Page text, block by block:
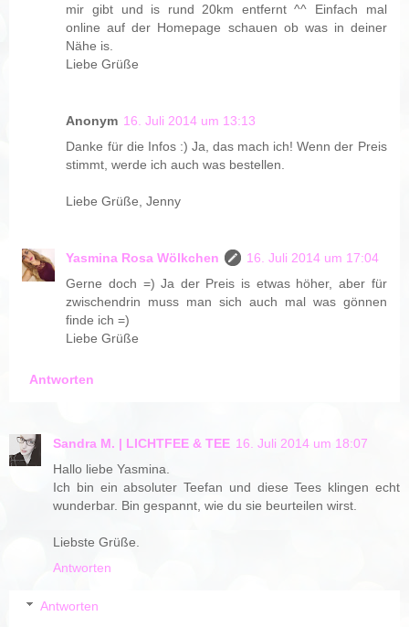
mir gibt und is rund 20km entfernt ^^ Einfach mal
online auf der Homepage schauen ob was in deiner
Nähe is.
Liebe Grüße
Anonym 16. Juli 2014 um 13:13
Danke für die Infos :) Ja, das mach ich! Wenn der Preis
stimmt, werde ich auch was bestellen.
Liebe Grüße, Jenny
Yasmina Rosa Wölkchen
16. Juli 2014 um 17:04
Gerne doch =) Ja der Preis is etwas höher, aber für
zwischendrin muss man sich auch mal was gönnen
finde ich =)
Liebe Grüße
Antworten
Sandra M. | LICHTFEE & TEE 16. Juli 2014 um 18:07
Hallo liebe Yasmina.
Ich bin ein absoluter Teefan und diese Tees klingen echt
wunderbar. Bin gespannt, wie du sie beurteilen wirst.
Liebste Grüße.
Antworten
Antworten